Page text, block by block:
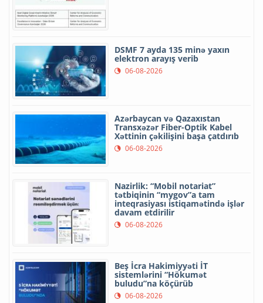
DSMF 7 ayda 135 minə yaxın
elektron arayış verib
06-08-2026
Azərbaycan və Qazaxıstan
Transxəzər Fiber-Optik Kabel
Xəttinin çəkilişini başa çatdırıb
06-08-2026
Nazirlik: “Mobil notariat”
tətbiqinin “mygov”a tam
inteqrasiyası istiqamətində işlər
davam etdirilir
06-08-2026
Beş İcra Hakimiyyəti İT
sistemlərini “Hökumət
buludu”na köçürüb
06-08-2026